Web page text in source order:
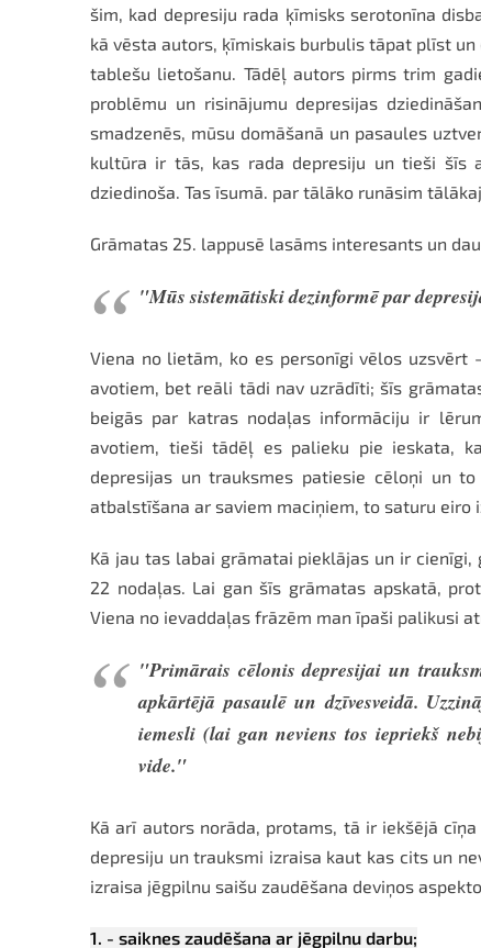
šim, kad depresiju rada ķīmisks serotonīna
kā vēsta autors, ķīmiskais burbulis tāpat plīst
tablešu lietošanu. Tādēļ autors pirms trim
problēmu un risinājumu depresijas
smadzenēs, mūsu domāšanā un pasaules
kultūra ir tās, kas rada depresiju un tieši šīs
dziedinoša. Tas īsumā. par tālāko runāsim
Grāmatas 25. lappusē lasāms interesants un
"Mūs sistemātiski dezinformē par
Viena no lietām, ko es personīgi vēlos
avotiem, bet reāli tādi nav uzrādīti; šīs
beigās par katras nodaļas informāciju ir
avotiem, tieši tādēļ es palieku pie ieskata,
depresijas un trauksmes patiesie cēloņi un
atbalstīšana ar saviem maciņiem, to saturu eiro
Kā jau tas labai grāmatai pieklājas un ir
22 nodaļas. Lai gan šīs grāmatas apskatā,
Viena no ievaddaļas frāzēm man īpaši palikusi
"Primārais cēlonis depresijai un
apkārtējā pasaulē un dzīvesveidā.
iemesli (lai gan neviens tos iepriekš
vide."
Kā arī autors norāda, protams, tā ir iekšējā
depresiju un trauksmi izraisa kaut kas cits un
izraisa jēgpilnu saišu zaudēšana deviņos
1. - saiknes zaudēšana ar jēgpilnu darbu;